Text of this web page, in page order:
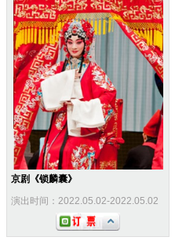
京剧《锁麟囊》
演出时间：2022.05.02-2022.05.02